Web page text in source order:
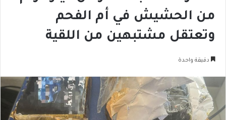
من الحشيش في أم الفحم
وتعتقل مشتبهين من اللقية
دقيقة واحدة